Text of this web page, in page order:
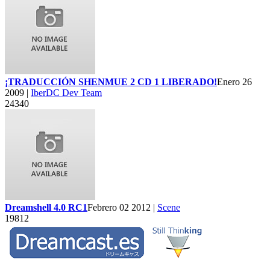
¡TRADUCCIÓN SHENMUE 2 CD 1 LIBERADO!Enero 26
2009 | IberDC Dev Team
24340
Dreamshell 4.0 RC1Febrero 02 2012 | Scene
19812